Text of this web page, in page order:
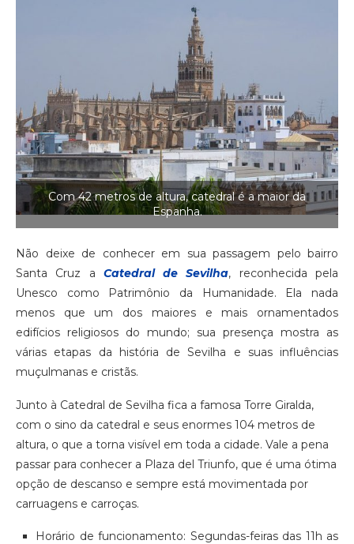
Com 42 metros de altura, catedral é a maior da
Espanha.
Não deixe de conhecer em sua passagem pelo bairro
Santa Cruz a Catedral de Sevilha, reconhecida pela
Unesco como Patrimônio da Humanidade. Ela nada
menos que um dos maiores e mais ornamentados
edifícios religiosos do mundo; sua presença mostra as
várias etapas da história de Sevilha e suas influências
muçulmanas e cristãs.
Junto à Catedral de Sevilha fica a famosa Torre Giralda,
com o sino da catedral e seus enormes 104 metros de
altura, o que a torna visível em toda a cidade. Vale a pena
passar para conhecer a Plaza del Triunfo, que é uma ótima
opção de descanso e sempre está movimentada por
carruagens e carroças.
Horário de funcionamento: Segundas-feiras das 11h as